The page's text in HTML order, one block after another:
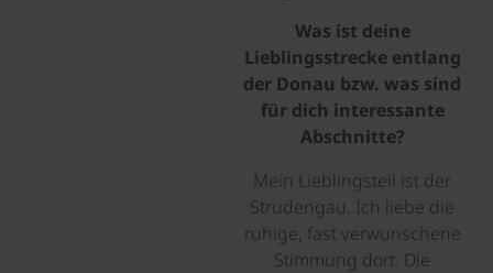
Was ist deine
Lieblingsstrecke entlang
der Donau bzw. was sind
für dich interessante
Abschnitte?
Mein Lieblingsteil ist der
Strudengau. Ich liebe die
ruhige, fast verwunschene
Stimmung dort. Die